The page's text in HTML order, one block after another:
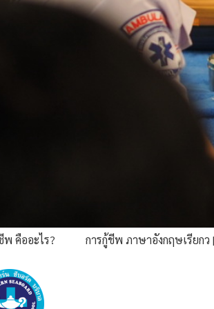
พ คืออะไร? การกู้ชีพ ภาษาอังกฤษเรียกว